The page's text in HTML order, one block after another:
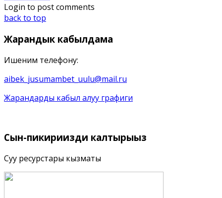
Login to post comments
back to top
Жарандык кабылдама
Ишеним телефону:
aibek_jusumambet_uulu@mail.ru
Жарандарды кабыл алуу графиги
Сын-пикириңизди калтырыңыз
Суу ресурстары кызматы